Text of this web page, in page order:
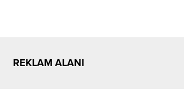
REKLAM ALANI